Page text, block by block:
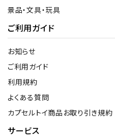
景品・文具・玩具
ご利用ガイド
お知らせ
ご利用ガイド
利用規約
よくある質問
カプセルトイ商品お取り引き規約
サービス